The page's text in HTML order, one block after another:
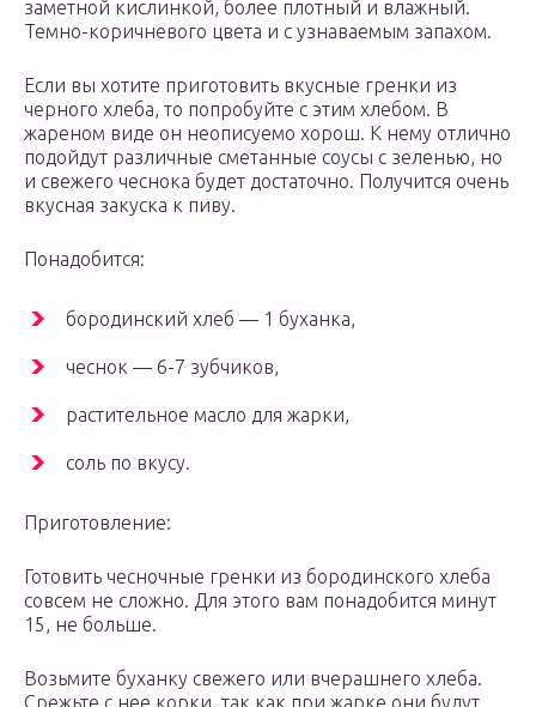
заметной кислинкой, более плотный и влажный.
Темно-коричневого цвета и с узнаваемым запахом.
Если вы хотите приготовить вкусные гренки из
черного хлеба, то попробуйте с этим хлебом. В
жареном виде он неописуемо хорош. К нему отлично
подойдут различные сметанные соусы с зеленью, но
и свежего чеснока будет достаточно. Получится очень
вкусная закуска к пиву.
Понадобится:
бородинский хлеб — 1 буханка,
чеснок — 6-7 зубчиков,
растительное масло для жарки,
соль по вкусу.
Приготовление:
Готовить чесночные гренки из бородинского хлеба
совсем не сложно. Для этого вам понадобится минут
15, не больше.
Возьмите буханку свежего или вчерашнего хлеба.
Срежьте с нее корки, так как при жарке они будут